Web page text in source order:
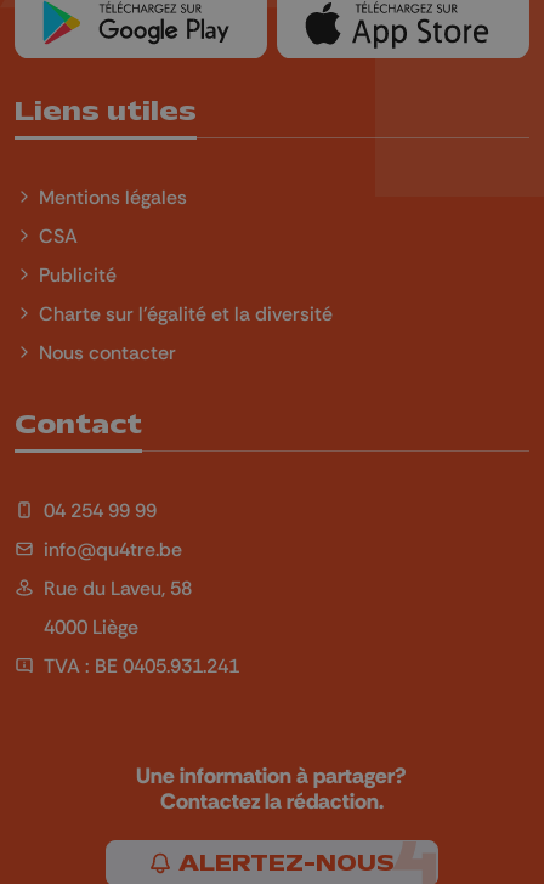
Liens utiles
Mentions légales
CSA
Publicité
Charte sur l'égalité et la diversité
Nous contacter
Contact
04 254 99 99
info@qu4tre.be
Rue du Laveu, 58
4000 Liège
TVA : BE 0405.931.241
Une information à partager?
Contactez la rédaction.
ALERTEZ-NOUS